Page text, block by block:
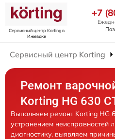
Сервисный центр Kortingв
Ижевске
+7
Сервисный центр Korting
Ремонт
Korting HG 630
Выполняем ремонт Korting HG
устранением неисправностей
диагностику, выявляем